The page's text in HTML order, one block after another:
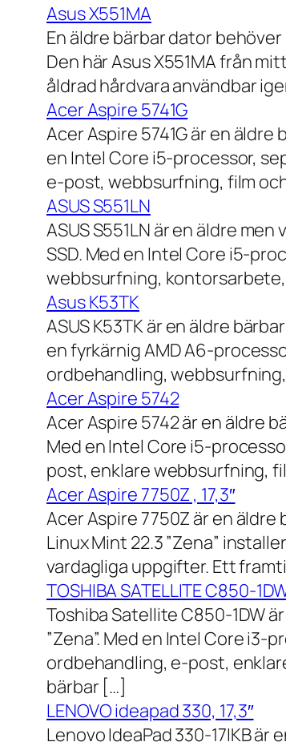
Asus X551MA
En äldre bärbar dator
Den här Asus X551MA från
åldrad hårdvara användbar
Acer Aspire 5741G
Acer Aspire 5741G är en
en Intel Core i5-processor,
e-post, webbsurfning, film
ASUS S551LN
ASUS S551LN är en äldre
SSD. Med en Intel Core i5-
webbsurfning, kontorsarbete,
Asus K53TK
ASUS K53TK är en äldre
en fyrkärnig AMD A6-
ordbehandling,
Acer Aspire 5742
Acer Aspire 5742 är en äldre
Med en Intel Core i5-
post, enklare webbsurfning,
Acer Aspire 7750Z , 17,3″
Acer Aspire 7750Z är en
Linux Mint 22.3 ”Zena”
vardagliga uppgifter. Ett
TOSHIBA SATELLITE C850-
Toshiba Satellite C850-1DW
”Zena”. Med en Intel Core
ordbehandling, e-post,
bärbar […]
LENOVO ideapad 330, 17,3″
Lenovo IdeaPad 330-17IKB